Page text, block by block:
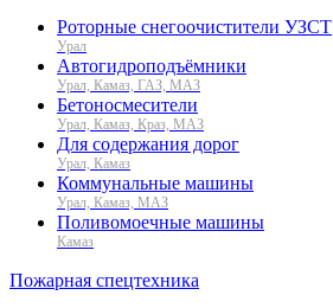
Роторные снегоочистители УЗСТ
Урал
Автогидроподъёмники
Урал, Камаз, ГАЗ, МАЗ
Бетоносмесители
Урал, Камаз, Краз, МАЗ
Для содержания дорог
Урал, Камаз
Коммунальные машины
Урал, Камаз, МАЗ
Поливомоечные машины
Камаз
Пожарная спецтехника